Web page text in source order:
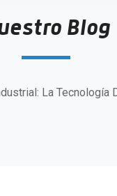
Blog
La Tecnología